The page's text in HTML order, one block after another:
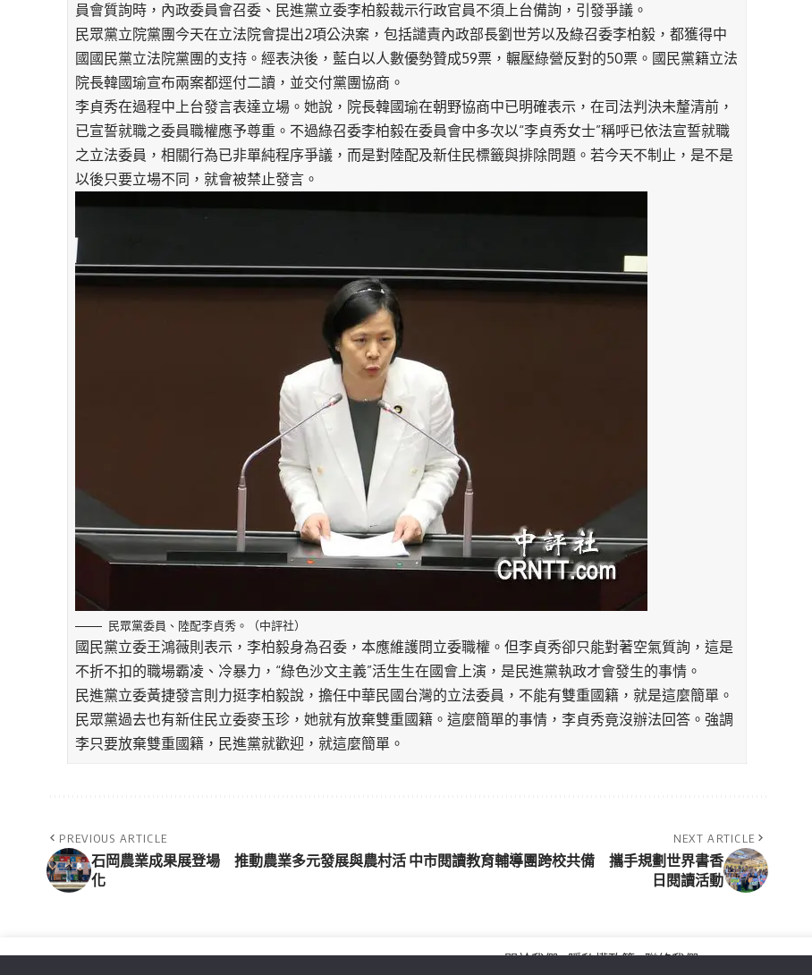
員會質詢時，內政委員會召委、民進黨立委李柏毅裁示行政官員不須上台備詢，引發爭議。
民眾黨立院黨團今天在立法院會提出2項公決案，包括譴責內政部長劉世芳以及綠召委李柏毅，都獲得中
國國民黨立法院黨團的支持。經表決後，藍白以人數優勢贊成59票，輾壓綠營反對的50票。國民黨籍立法
院長韓國瑜宣布兩案都逕付二讀，並交付黨團協商。
李貞秀在過程中上台發言表達立場。她說，院長韓國瑜在朝野協商中已明確表示，在司法判決未釐清前，
已宣誓就職之委員職權應予尊重。不過綠召委李柏毅在委員會中多次以“李貞秀女士”稱呼已依法宣誓就職
之立法委員，相關行為已非單純程序爭議，而是對陸配及新住民標籤與排除問題。若今天不制止，是不是
以後只要立場不同，就會被禁止發言。
民眾黨委員、陸配李貞秀。（中評社）
國民黨立委王鴻薇則表示，李柏毅身為召委，本應維護問立委職權。但李貞秀卻只能對著空氣質詢，這是
不折不扣的職場霸凌、冷暴力，“綠色沙文主義”活生生在國會上演，是民進黨執政才會發生的事情。
民進黨立委黃捷發言則力挺李柏毅說，擔任中華民國台灣的立法委員，不能有雙重國籍，就是這麼簡單。
民眾黨過去也有新住民立委麥玉珍，她就有放棄雙重國籍。這麼簡單的事情，李貞秀竟沒辦法回答。強調
李只要放棄雙重國籍，民進黨就歡迎，就這麼簡單。
PREVIOUS ARTICLE
石岡農業成果展登場 推動農業多元發展與農村活
化
NEXT ARTICLE
中市閱讀教育輔導團跨校共備 攜手規劃世界書香
日閱讀活動
關於我們 隱私權政策 聯絡我們